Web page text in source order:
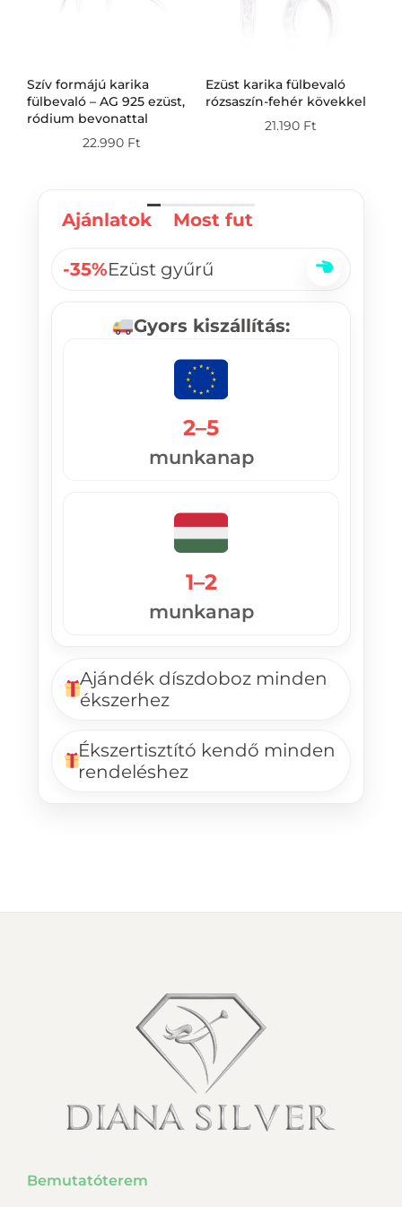
Szív formájú karika
fülbevaló – AG 925 ezüst,
ródium bevonattal
22.990 Ft
Ezüst karika fülbevaló
rózsaszín-fehér kövekkel
21.190 Ft
Ajánlatok Most fut
-35%Ezüst gyűrű
Gyors kiszállítás:
1–2
munkanap
2–5
munkanap
Ajándék díszdoboz minden
ékszerhez
Ékszertisztító kendő minden
rendeléshez
Bemutatóterem